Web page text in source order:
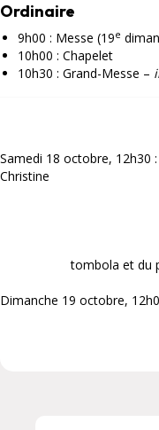
Ordinaire
9h00 : Messe (19e
10h00 : Chapelet
10h30 : Grand-Messe –
Samedi 18 octobre,
Christine
Départ
Messe
tombola et du
Dimanche 19 octobre,